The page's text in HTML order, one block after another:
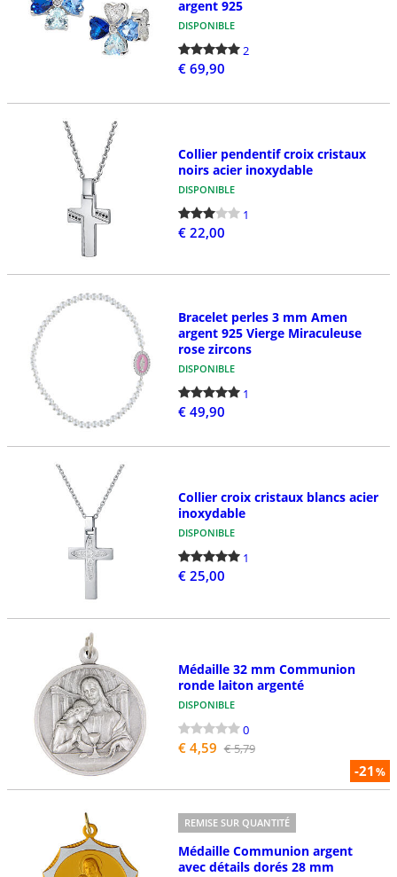
argent 925
DISPONIBLE
2
€ 69,90
Collier pendentif croix cristaux
noirs acier inoxydable
DISPONIBLE
1
€ 22,00
Bracelet perles 3 mm Amen
argent 925 Vierge Miraculeuse
rose zircons
DISPONIBLE
1
€ 49,90
Collier croix cristaux blancs acier
inoxydable
DISPONIBLE
1
€ 25,00
-21%
Médaille 32 mm Communion
ronde laiton argenté
DISPONIBLE
0
€ 4,59 € 5,79
REMISE SUR QUANTITÉ
Médaille Communion argent
avec détails dorés 28 mm